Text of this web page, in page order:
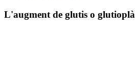
L'augment de glutis o